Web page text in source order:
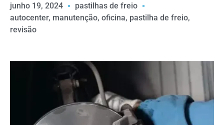
junho 19, 2024
pastilhas de freio
autocenter, manutenção, oficina, pastilha de freio,
revisão